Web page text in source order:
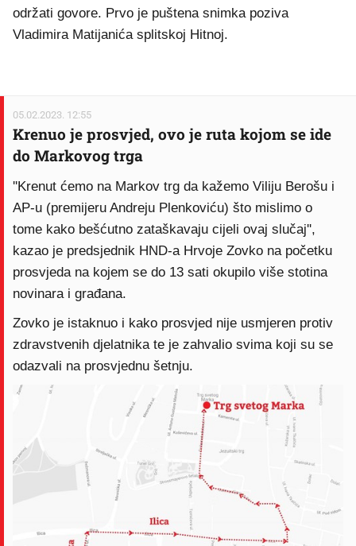
održati govore. Prvo je puštena snimka poziva
Vladimira Matijanića splitskoj Hitnoj.
05.02.2023. 12:55
Krenuo je prosvjed, ovo je ruta kojom se ide
do Markovog trga
''Krenut ćemo na Markov trg da kažemo Viliju Berošu i
AP-u (premijeru Andreju Plenkoviću) što mislimo o
tome kako bešćutno zataškavaju cijeli ovaj slučaj'',
kazao je predsjednik HND-a Hrvoje Zovko na početku
prosvjeda na kojem se do 13 sati okupilo više stotina
novinara i građana.
Zovko je istaknuo i kako prosvjed nije usmjeren protiv
zdravstvenih djelatnika te je zahvalio svima koji su se
odazvali na prosvjednu šetnju.